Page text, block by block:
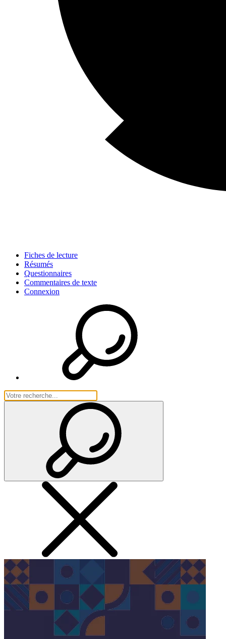
Fiches de lecture
Résumés
Questionnaires
Commentaires de texte
Connexion